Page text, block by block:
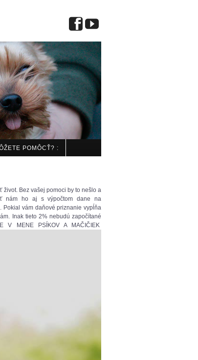
POMÔCŤ? :
život. Bez vašej pomoci by to nešlo a
nám ho aj s výpočtom dane na
vám daňové priznanie vypĺňa
Inak tieto 2% nebudú započítané
V MENE PSÍKOV A MAČIČIEK